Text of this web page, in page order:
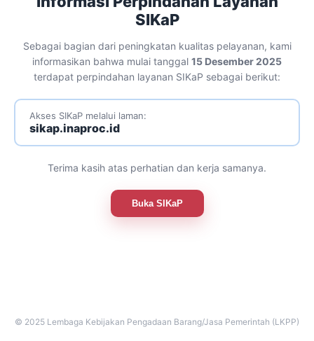
SIKaP
Sebagai bagian dari peningkatan kualitas pelayanan, kami
informasikan bahwa mulai tanggal 15 Desember 2025
terdapat perpindahan layanan SIKaP sebagai berikut:
Akses SIKaP melalui laman:
sikap.inaproc.id
Terima kasih atas perhatian dan kerja samanya.
Buka SIKaP
© 2025 Lembaga Kebijakan Pengadaan Barang/Jasa Pemerintah (LKPP)